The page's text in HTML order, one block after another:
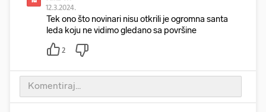
12.3.2024.
Tek ono što novinari nisu otkrili je ogromna santa
leda koju ne vidimo gledano sa površine
2